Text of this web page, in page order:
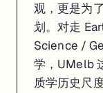
观，更是为
划。对走
Science /
学，UMelb
质学历史尺